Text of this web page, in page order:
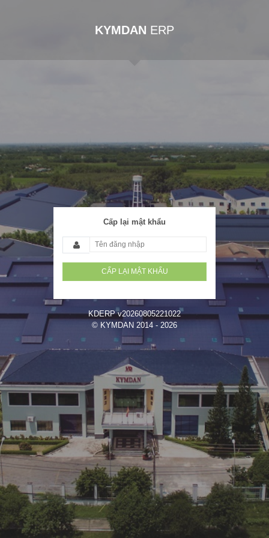
KYMDAN ERP
Cấp lại mật khẩu
KDERP v20260805221022
© KYMDAN 2014 - 2026